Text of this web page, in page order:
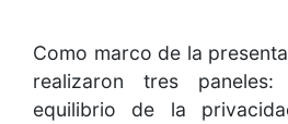
Como marco de la
realizaron tres
equilibrio de la